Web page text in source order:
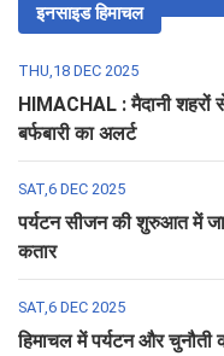
इनसाइड हिमाचल
THU,18 DEC 2025
HIMACHAL : मैदानी शहरों
बर्फबारी का अलर्ट
SAT,6 DEC 2025
पर्यटन सीजन की शुरुआत में
कतार
SAT,6 DEC 2025
हिमाचल में पर्यटन और चुनौती